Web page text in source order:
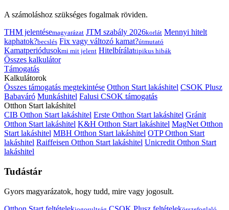
A számoláshoz szükséges fogalmak röviden.
THM jelentésemagyarázat JTM szabály 2026korlát Mennyi hitelt
kaphatok?becslés Fix vagy változó kamat?útmutató
Kamatperiódusokmi mit jelent Hitelbírálattipikus hibák
Összes kalkulátor
Támogatás
Kalkulátorok
Összes támogatás megtekintése Otthon Start lakáshitel CSOK Plusz
Babaváró Munkáshitel Falusi CSOK támogatás
Otthon Start lakáshitel
CIB Otthon Start lakáshitel Erste Otthon Start lakáshitel Gránit
Otthon Start lakáshitel K&H Otthon Start lakáshitel MagNet Otthon
Start lakáshitel MBH Otthon Start lakáshitel OTP Otthon Start
lakáshitel Raiffeisen Otthon Start lakáshitel Unicredit Otthon Start
lakáshitel
Tudástár
Gyors magyarázatok, hogy tudd, mire vagy jogosult.